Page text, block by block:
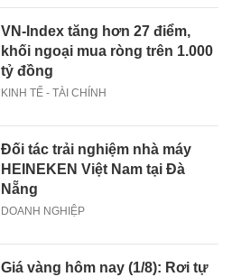
VN-Index tăng hơn 27 điểm,
khối ngoại mua ròng trên 1.000
tỷ đồng
KINH TẾ - TÀI CHÍNH
Đối tác trải nghiệm nhà máy
HEINEKEN Việt Nam tại Đà
Nẵng
DOANH NGHIỆP
Giá vàng hôm nay (1/8): Rơi tự